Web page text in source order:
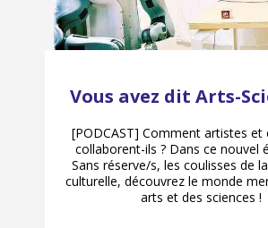
Vous avez dit Arts-
[PODCAST] Comment artistes et
collaborent-ils ? Dans ce nouvel
Sans réserve/s, les coulisses de
culturelle, découvrez le monde
arts et des sciences !